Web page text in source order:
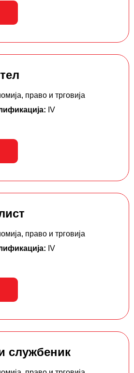
право и трговија
IV
право и трговија
IV
службеник